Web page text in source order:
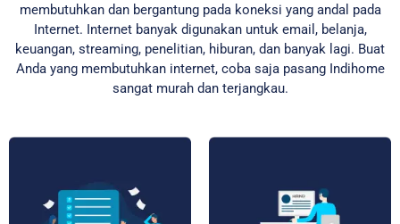
membutuhkan dan bergantung pada koneksi yang andal pada
Internet. Internet banyak digunakan untuk email, belanja,
keuangan, streaming, penelitian, hiburan, dan banyak lagi. Buat
Anda yang membutuhkan internet, coba saja pasang Indihome
sangat murah dan terjangkau.